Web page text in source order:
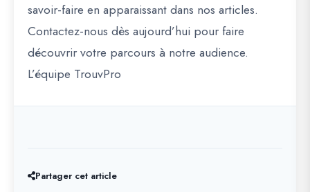
savoir-faire en apparaissant dans nos articles.
Contactez-nous dès aujourd’hui pour faire
découvrir votre parcours à notre audience.
L’équipe TrouvPro
Partager cet article